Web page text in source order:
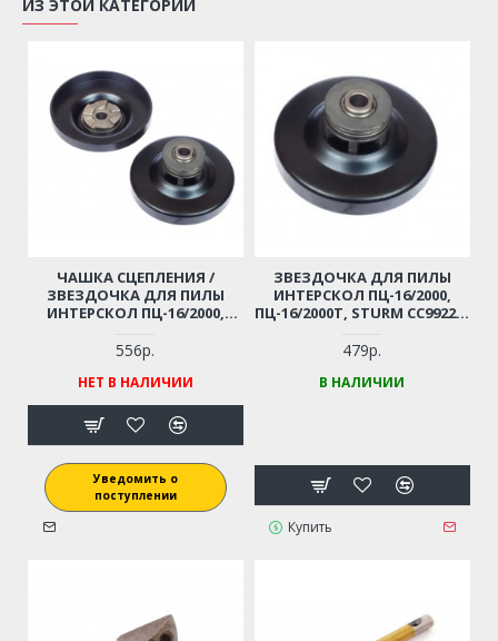
ИЗ ЭТОЙ КАТЕГОРИИ
ЧАШКА СЦЕПЛЕНИЯ /
ЗВЕЗДОЧКА ДЛЯ ПИЛЫ
ИНТЕРСКОЛ ПЦ-16/2000,
556р.
НЕТ В НАЛИЧИИ
Уведомить о
поступлении
ЗВЕЗДОЧКА ДЛЯ ПИЛЫ
ИНТЕРСКОЛ ПЦ-16/2000,
ПЦ-16/2000Т, STURM CC9922 И
479р.
В НАЛИЧИИ
Купить